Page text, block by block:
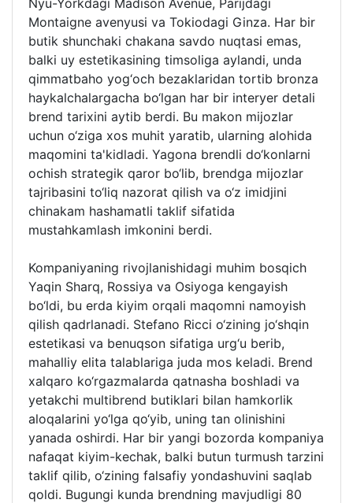
Montaigne avenyusi va Tokiodagi Ginza. Har bir
butik shunchaki chakana savdo nuqtasi emas,
balki uy estetikasining timsoliga aylandi, unda
qimmatbaho yog‘och bezaklaridan tortib bronza
haykalchalargacha bo‘lgan har bir interyer detali
brend tarixini aytib berdi. Bu makon mijozlar
uchun o‘ziga xos muhit yaratib, ularning alohida
maqomini ta'kidladi. Yagona brendli do‘konlarni
ochish strategik qaror bo‘lib, brendga mijozlar
tajribasini to‘liq nazorat qilish va o‘z imidjini
chinakam hashamatli taklif sifatida
mustahkamlash imkonini berdi.
Kompaniyaning rivojlanishidagi muhim bosqich
Yaqin Sharq, Rossiya va Osiyoga kengayish
bo‘ldi, bu erda kiyim orqali maqomni namoyish
qilish qadrlanadi. Stefano Ricci o‘zining jo‘shqin
estetikasi va benuqson sifatiga urg‘u berib,
mahalliy elita talablariga juda mos keladi. Brend
xalqaro ko‘rgazmalarda qatnasha boshladi va
yetakchi multibrend butiklari bilan hamkorlik
aloqalarini yo‘lga qo‘yib, uning tan olinishini
yanada oshirdi. Har bir yangi bozorda kompaniya
nafaqat kiyim-kechak, balki butun turmush tarzini
taklif qilib, o‘zining falsafiy yondashuvini saqlab
qoldi. Bugungi kunda brendning mavjudligi 80